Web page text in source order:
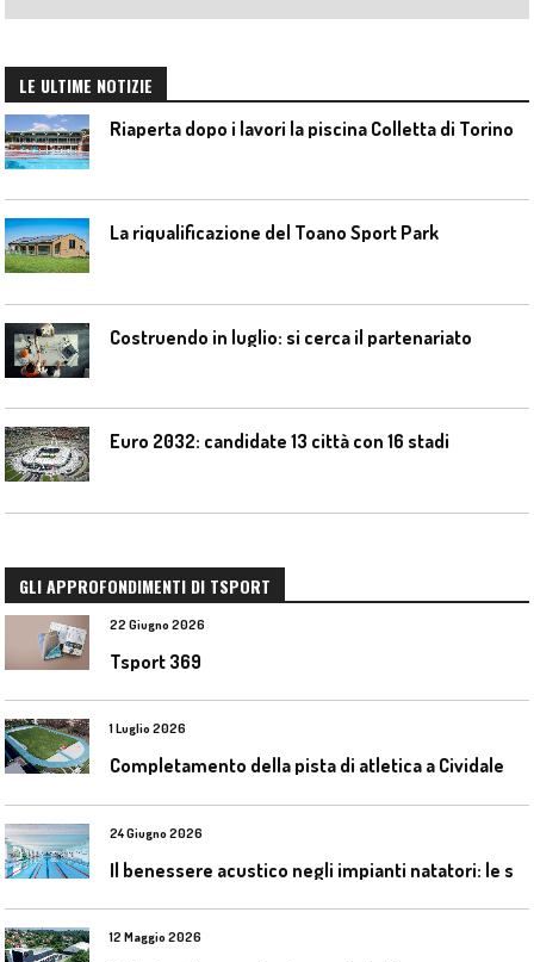
LE ULTIME NOTIZIE
Riaperta dopo i lavori la piscina Colletta di Torino
La riqualificazione del Toano Sport Park
Costruendo in luglio: si cerca il partenariato
Euro 2032: candidate 13 città con 16 stadi
GLI APPROFONDIMENTI DI TSPORT
22 Giugno 2026
Tsport 369
1 Luglio 2026
24 Giugno 2026
12 Maggio 2026